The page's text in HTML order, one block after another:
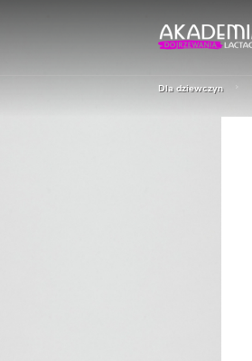
Dla dziewczyn